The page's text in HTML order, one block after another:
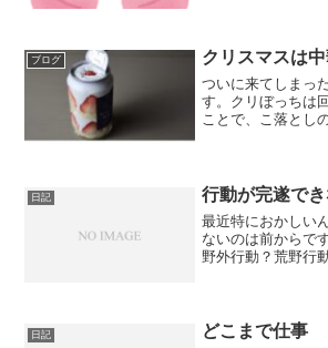
いますよね。わた
ブログ クリスマスは
ついに来てしまっ
す。クリぼっちは
ことで、こ落とし
ぁ動画編集合宿な
日記 行動が完遂で
最近特におかしい
ないのは前からで
野外行動？荒野行
に、「最近は」っ
日記 どこまで仕事